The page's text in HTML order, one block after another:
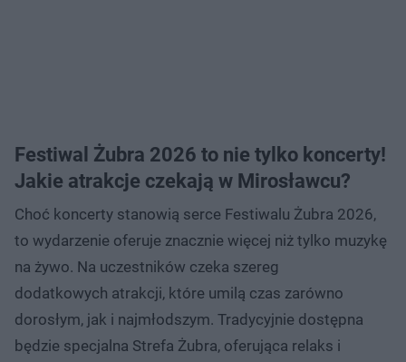
Festiwal Żubra 2026 to nie tylko koncerty!
Jakie atrakcje czekają w Mirosławcu?
Choć koncerty stanowią serce Festiwalu Żubra 2026,
to wydarzenie oferuje znacznie więcej niż tylko muzykę
na żywo. Na uczestników czeka szereg
dodatkowych atrakcji, które umilą czas zarówno
dorosłym, jak i najmłodszym. Tradycyjnie dostępna
będzie specjalna Strefa Żubra, oferująca relaks i